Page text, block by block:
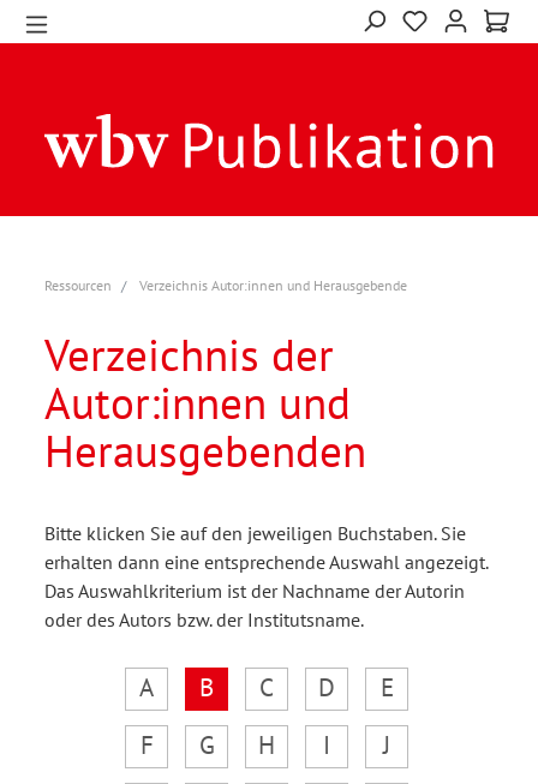
Ressourcen Verzeichnis Autor:innen und Herausgebende
Verzeichnis der
Autor:innen und
Herausgebenden
Bitte klicken Sie auf den jeweiligen Buchstaben. Sie
erhalten dann eine entsprechende Auswahl angezeigt.
Das Auswahlkriterium ist der Nachname der Autorin
oder des Autors bzw. der Institutsname.
A B C D
E
F
G H I
J